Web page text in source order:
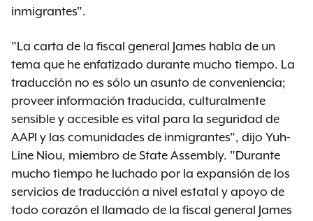
inmigrantes".
"La carta de la fiscal general James habla de un
tema que he enfatizado durante mucho tiempo. La
traducción no es sólo un asunto de conveniencia;
proveer información traducida, culturalmente
sensible y accesible es vital para la seguridad de
AAPI y las comunidades de inmigrantes", dijo Yuh-
Line Niou, miembro de State Assembly. "Durante
mucho tiempo he luchado por la expansión de los
servicios de traducción a nivel estatal y apoyo de
todo corazón el llamado de la fiscal general James